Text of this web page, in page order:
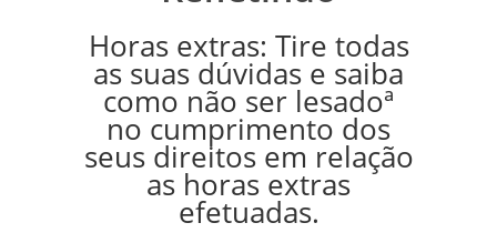
Horas extras: Tire todas
as suas dúvidas e saiba
como não ser lesadoª
no cumprimento dos
seus direitos em relação
as horas extras
efetuadas.